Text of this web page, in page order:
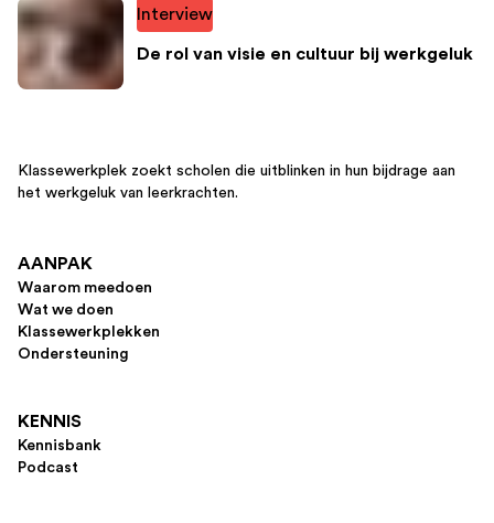
Interview
De rol van visie en cultuur bij werkgeluk
Klassewerkplek zoekt scholen die uitblinken in hun bijdrage aan
het werkgeluk van leerkrachten.
AANPAK
Waarom meedoen
Wat we doen
Klassewerkplekken
Ondersteuning
KENNIS
Kennisbank
Podcast